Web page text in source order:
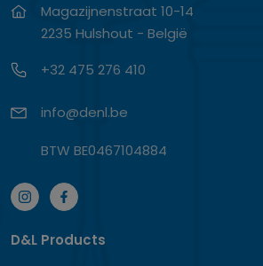
Magazijnenstraat 10-14
2235 Hulshout - België
+32 475 276 410
info@denl.be
BTW BE0467104884
D&L Products